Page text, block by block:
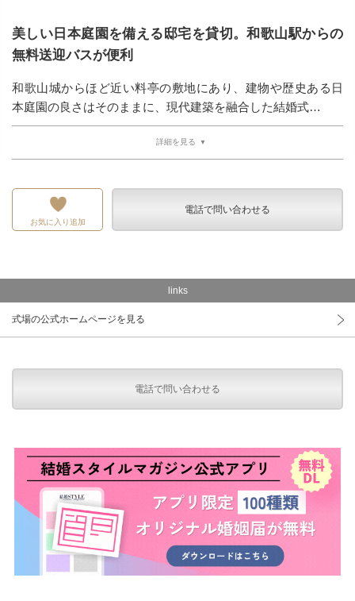
美しい日本庭園を備える邸宅を貸切。和歌山駅からの
無料送迎バスが便利
和歌山城からほど近い料亭の敷地にあり、建物や歴史ある日
本庭園の良さはそのままに、現代建築を融合した結婚式…
詳細を見る
お気に入り追加
電話で問い合わせる
links
式場の公式ホームページを見る
電話で問い合わせる